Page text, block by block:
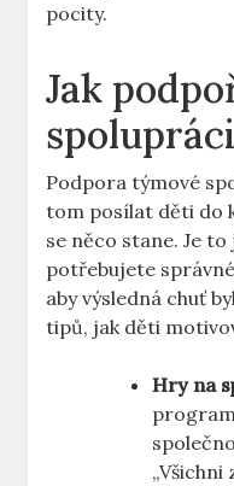
pocity.
Jak
spolupráci
Podpora týmové
tom posílat⁣ děti do
se ⁤něco stane. Je
potřebujete
aby výsledná chuť
tipů, jak děti
Hry na
„Všichni